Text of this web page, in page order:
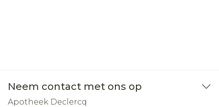
Neem contact met ons op
Apotheek Declercq